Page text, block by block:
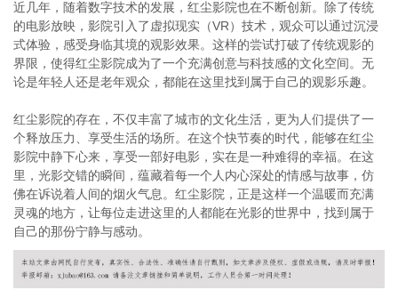
近几年，随着数字技术的发展，红尘影院也在不断创新。除了传统
的电影放映，影院引入了虚拟现实（VR）技术，观众可以通过沉浸
式体验，感受身临其境的观影效果。这样的尝试打破了传统观影的
界限，使得红尘影院成为了一个充满创意与科技感的文化空间。无
论是年轻人还是老年观众，都能在这里找到属于自己的观影乐趣。
红尘影院的存在，不仅丰富了城市的文化生活，更为人们提供了一
个释放压力、享受生活的场所。在这个快节奏的时代，能够在红尘
影院中静下心来，享受一部好电影，实在是一种难得的幸福。在这
里，光影交错的瞬间，蕴藏着每一个人内心深处的情感与故事，仿
佛在诉说着人间的烟火气息。红尘影院，正是这样一个温暖而充满
灵魂的地方，让每位走进这里的人都能在光影的世界中，找到属于
自己的那份宁静与感动。